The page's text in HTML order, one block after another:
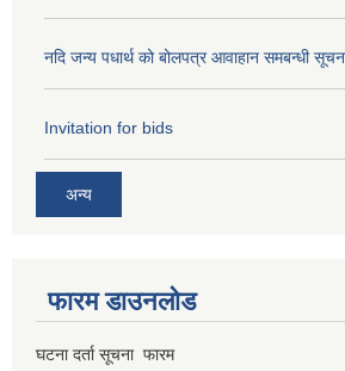
नदि जन्य पधार्थ को बोलपत्र आवाहान समबन्धी
Invitation for bids
अन्य
फारम डाउनलोड
घटना दर्ता सूचना फारम